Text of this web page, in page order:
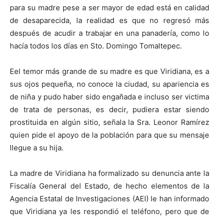
para su madre pese a ser mayor de edad está en calidad
de desaparecida, la realidad es que no regresó más
después de acudir a trabajar en una panadería, como lo
hacía todos los días en Sto. Domingo Tomaltepec.
Eel temor más grande de su madre es que Viridiana, es a
sus ojos pequeña, no conoce la ciudad, su apariencia es
de niña y pudo haber sido engañada e incluso ser victima
de trata de personas, es decir, pudiera estar siendo
prostituida en algún sitio, señala la Sra. Leonor Ramírez
quien pide el apoyo de la población para que su mensaje
llegue a su hija.
La madre de Viridiana ha formalizado su denuncia ante la
Fiscalía General del Estado, de hecho elementos de la
Agencia Estatal de Investigaciones (AEI) le han informado
que Viridiana ya les respondió el teléfono, pero que de